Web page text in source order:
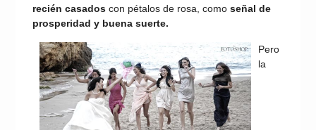
recién casados con pétalos de rosa, como señal de
prosperidad y buena suerte.
Pero
la